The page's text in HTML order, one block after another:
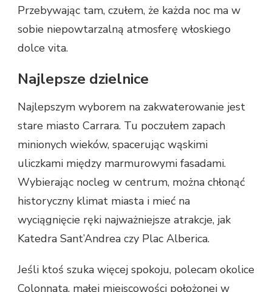
Przebywając tam, czułem, że każda noc ma w
sobie niepowtarzalną atmosferę włoskiego
dolce vita.
Najlepsze dzielnice
Najlepszym wyborem na zakwaterowanie jest
stare miasto Carrara. Tu poczułem zapach
minionych wieków, spacerując wąskimi
uliczkami między marmurowymi fasadami.
Wybierając nocleg w centrum, można chłonąć
historyczny klimat miasta i mieć na
wyciągnięcie ręki najważniejsze atrakcje, jak
Katedra Sant’Andrea czy Plac Alberica.
Jeśli ktoś szuka więcej spokoju, polecam okolice
Colonnata, małej miejscowości położonej w